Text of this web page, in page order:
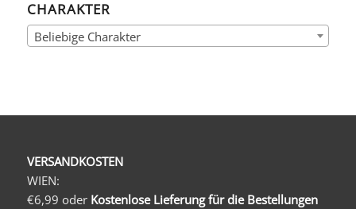
CHARAKTER
Beliebige Charakter
VERSANDKOSTEN
WIEN:
€6,99 oder Kostenlose Lieferung für die Bestellungen